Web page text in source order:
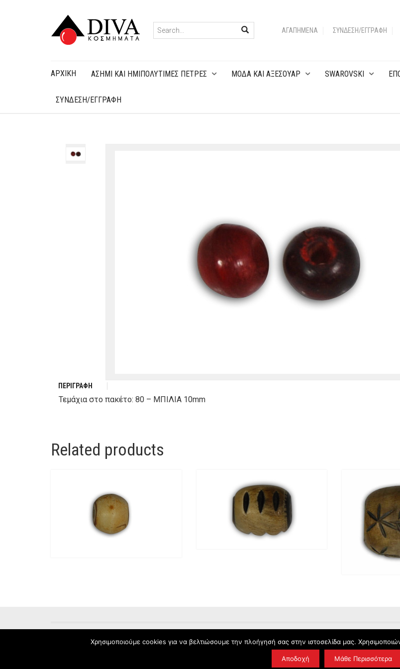
ΑΓΑΠΗΜΈΝΑ ΣΎΝΔΕΣΗ/ΕΓΓΡΑΦΉ
ΑΡΧΙΚΉ ΑΣΗΜΙ ΚΑΙ ΗΜΙΠΟΛΥΤΙΜΕΣ ΠΕΤΡΕΣ MOΔA KAI ΑΞΕΣΟΥΑΡ SWAROVSKI
ΣΥΝΔΕΣΗ/ΕΓΓΡΑΦΗ
ΠΕΡΙΓΡΑΦΉ
Τεμάχια στο πακέτο: 80 – ΜΠΙΛΙΑ 10mm
Related products
ΌΡΟΙ ΧΡΉΣΗΣ ΠΟΛΙΤΙΚΉ ΑΠΟΡΡΉΤΟΥ
ΕΠΙΚΟΙΝΩΝΊΑ
Χρησιμοποιούμε cookies για να βελτιώσουμε την πλοήγησή σας στην ιστοσελίδα μας.
Αποδοχή Μάθε Περισσότερα